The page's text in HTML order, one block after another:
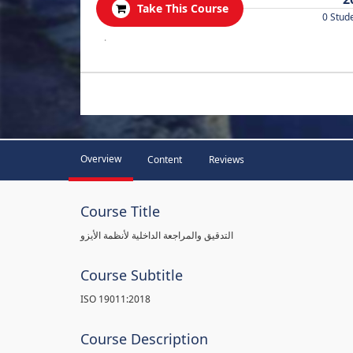
Take This Course
0
.
Overview Content Reviews
Course Title
التدقيق والمراجعة الداخلية لأنظمة الأيزو
Course Subtitle
ISO 19011:2018
Course Description